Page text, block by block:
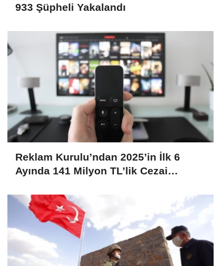
933 Şüpheli Yakalandı
Reklam Kurulu’ndan 2025’in İlk 6
Ayında 141 Milyon TL’lik Cezai